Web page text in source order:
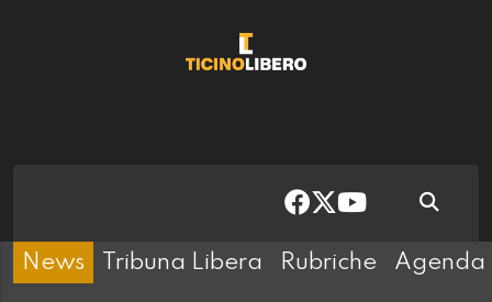
News Tribuna Libera Rubriche Agenda